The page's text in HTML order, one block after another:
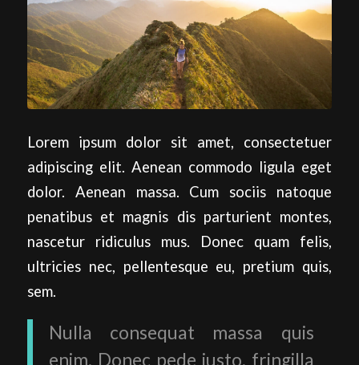
Lorem ipsum dolor sit amet, consectetuer
adipiscing elit. Aenean commodo ligula eget
dolor. Aenean massa. Cum sociis natoque
penatibus et magnis dis parturient montes,
nascetur ridiculus mus. Donec quam felis,
ultricies nec, pellentesque eu, pretium quis,
sem.
Nulla consequat massa quis
enim. Donec pede justo, fringilla